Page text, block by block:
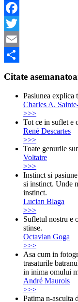
Facebook
Twitter
Email
Citate
Pasiunea explica
Charles A.
>>>
Tot ce in suflet e
René Descartes
>>>
Toate genurile
Voltaire
>>>
Instinct si
si instinct. Unde
instinct.
Lucian Blaga
>>>
Sufletul nostru e
stinse.
Octavian Goga
>>>
Asa cum in
trasaturile
in inima omului
André Maurois
>>>
Patima n-asculta